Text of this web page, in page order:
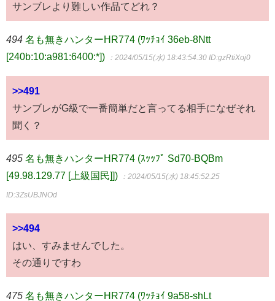
サンブレより難しい作品てどれ？
494 名も無きハンターHR774 (ﾜｯﾁｮｲ 36eb-8Ntt
[240b:10:a981:6400:*])
：2024/05/15(水) 18:43:54.30 ID:gzRtiXoj0
>>491
サンブレがG級で一番簡単だと言ってる相手になぜそれ
聞く？
495 名も無きハンターHR774 (ｽｯｯﾌﾟ Sd70-BQBm
[49.98.129.77 [上級国民]])
：2024/05/15(水) 18:45:52.25
ID:3ZsUBJNOd
>>494
はい、すみませんでした。
その通りですわ
475 名も無きハンターHR774 (ﾜｯﾁｮｲ 9a58-shLt